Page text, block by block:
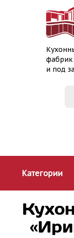
фабрик
и под
Категории